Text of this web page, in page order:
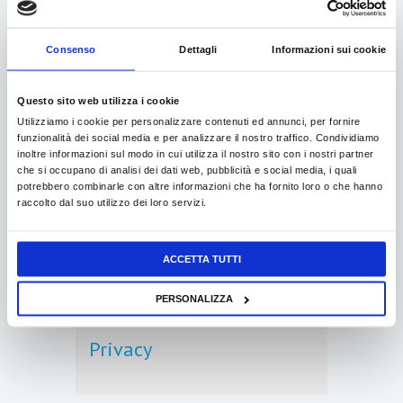
Consenso Dettagli Informazioni sui cookie
Questo sito web utilizza i cookie
Utilizziamo i cookie per personalizzare contenuti ed annunci, per fornire
funzionalità dei social media e per analizzare il nostro traffico. Condividiamo
inoltre informazioni sul modo in cui utilizza il nostro sito con i nostri partner
che si occupano di analisi dei dati web, pubblicità e social media, i quali
potrebbero combinarle con altre informazioni che ha fornito loro o che hanno
raccolto dal suo utilizzo dei loro servizi.
ACCETTA TUTTI
PERSONALIZZA
reso
Privacy